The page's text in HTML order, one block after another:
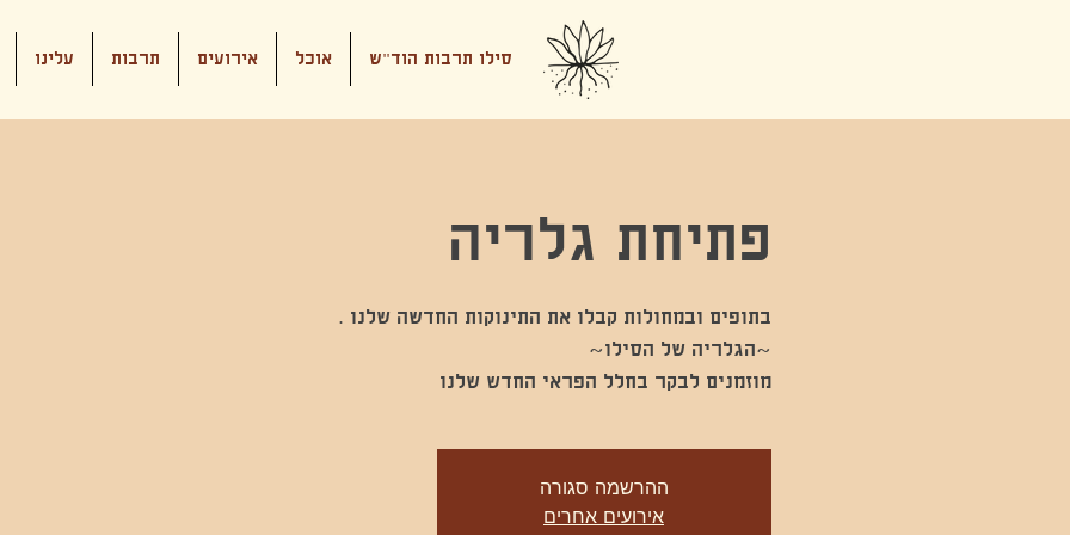
סילו תרבות הוד"ש אוכל אירועים תרבות עלינו
פתיחת גלריה
מוזמנים לבקר בחלל הפראי החדש שלנו
ההרשמה סגורה
אירועים אחרים